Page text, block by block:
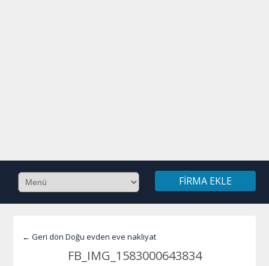
FIRMA EKLE
← Geri dön Doğu evden eve nakliyat
FB_IMG_1583000643834